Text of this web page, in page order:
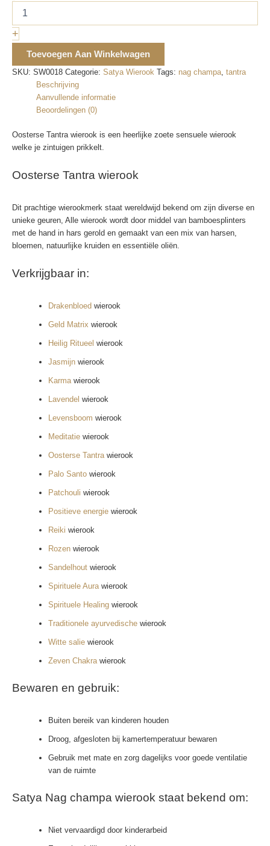
wierook
aantal
+
Toevoegen Aan Winkelwagen
SKU: SW0018 Categorie: Satya Wierook Tags: nag champa tantra
Beschrijving
Aanvullende informatie
Beoordelingen (0)
Oosterse Tantra wierook is een heerlijke zoete sensuele wierook
welke je zintuigen prikkelt.
Oosterse Tantra wierook
Dit prachtige wierookmerk staat wereldwijd bekend om zijn diverse en
unieke geuren, Alle wierook wordt door middel van bamboesplinters
met de hand in hars gerold en gemaakt van een mix van harsen,
bloemen, natuurlijke kruiden en essentiële oliën.
Verkrijgbaar in:
Drakenbloed wierook
Geld Matrix wierook
Heilig Ritueel wierook
Jasmijnwierook
Karmawierook
Lavendel wierook
Levensboom wierook
Meditatiewierook
Oosterse Tantrawierook
Palo Santowierook
Patchouli wierook
Positieve energiewierook
Reiki wierook
Rozenwierook
Sandelhoutwierook
Spirituele Aurawierook
Spirituele Healingwierook
Traditionele ayurvedischewierook
Witte saliewierook
Zeven Chakrawierook
Bewaren en gebruik:
Buiten bereik van kinderen houden
Droog, afgesloten bij kamertemperatuur bewaren
Gebruik met mate en zorg dagelijks voor goede ventilatie
van de ruimte
Satya Nag champa wierook staat bekend om:
Niet vervaardigd door kinderarbeid